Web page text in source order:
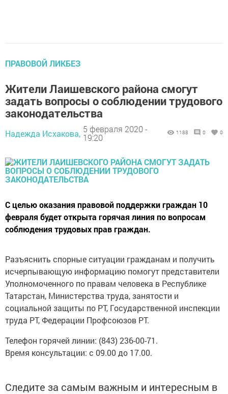
ПРАВОВОЙ ЛИКБЕЗ
Жители Лаишевского района смогут
задать вопросы о соблюдении трудового
законодательства
Надежда Исхакова, 5 февраля 2020 -
19:20
1188 0 0
С целью оказания правовой поддержки граждан 10
февраля будет открыта горячая линия по вопросам
соблюдения трудовых прав граждан.
Разъяснить спорные ситуации гражданам и получить
исчерпывающую информацию помогут представители
Уполномоченного по правам человека в Республике
Татарстан, Министерства труда, занятости и
социальной защиты по РТ, Государственной инспекции
труда РТ, Федерации Профсоюзов РТ.
Телефон горячей линии: (843) 236-00-71.
Время консультации: с 09.00 до 17.00.
Следите за самым важным и интересным в